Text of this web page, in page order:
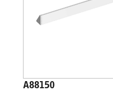
A88150